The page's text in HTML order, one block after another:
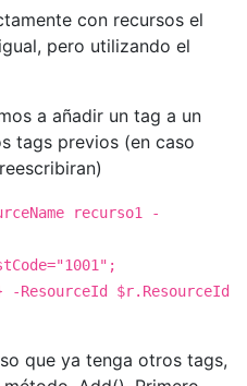
con recursos el
pero utilizando el
a añadir un tag a un
tags previos (en caso
recurso1 -
-ResourceId $r.ResourceId
que ya tenga otros tags,